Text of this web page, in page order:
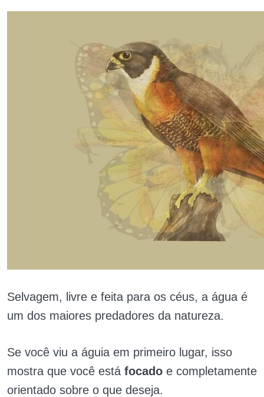
Selvagem, livre e feita para os céus, a água é
um dos maiores predadores da natureza.
Se você viu a águia em primeiro lugar, isso
mostra que você está focado e completamente
orientado sobre o que deseja.